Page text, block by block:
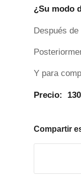
¿Su modo
Después
Y para
Precio:
Compartir